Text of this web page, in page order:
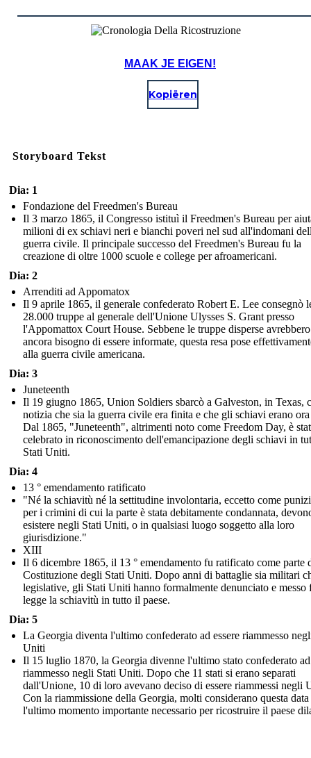
MAAK JE EIGEN!
Kopiëren
Storyboard Tekst
Dia: 1
Fondazione del Freedmen's Bureau
Il 3 marzo 1865, il Congresso istituì il Freedmen's Bureau per
milioni di ex schiavi neri e bianchi poveri nel sud all'indomani
guerra civile. Il principale successo del Freedmen's Bureau fu la
creazione di oltre 1000 scuole e college per afroamericani.
Dia: 2
Arrenditi ad Appomatox
Il 9 aprile 1865, il generale confederato Robert E. Lee consegnò
28.000 truppe al generale dell'Unione Ulysses S. Grant presso
l'Appomattox Court House. Sebbene le truppe disperse avrebbero
ancora bisogno di essere informate, questa resa pose
alla guerra civile americana.
Dia: 3
Juneteenth
Il 19 giugno 1865, Union Soldiers sbarcò a Galveston, in Texas,
notizia che sia la guerra civile era finita e che gli schiavi erano
Dal 1865, "Juneteenth", altrimenti noto come Freedom Day, è
celebrato in riconoscimento dell'emancipazione degli schiavi in
Stati Uniti.
Dia: 4
13 ° emendamento ratificato
"Né la schiavitù né la settitudine involontaria, eccetto come
per i crimini di cui la parte è stata debitamente condannata,
esistere negli Stati Uniti, o in qualsiasi luogo soggetto alla loro
giurisdizione."
XIII
Il 6 dicembre 1865, il 13 ° emendamento fu ratificato come parte
Costituzione degli Stati Uniti. Dopo anni di battaglie sia militari
legislative, gli Stati Uniti hanno formalmente denunciato e messo
legge la schiavitù in tutto il paese.
Dia: 5
La Georgia diventa l'ultimo confederato ad essere riammesso
Uniti
Il 15 luglio 1870, la Georgia divenne l'ultimo stato confederato ad
riammesso negli Stati Uniti. Dopo che 11 stati si erano separati
dall'Unione, 10 di loro avevano deciso di essere riammessi negli
Con la riammissione della Georgia, molti considerano questa data
l'ultimo momento importante necessario per ricostruire il paese